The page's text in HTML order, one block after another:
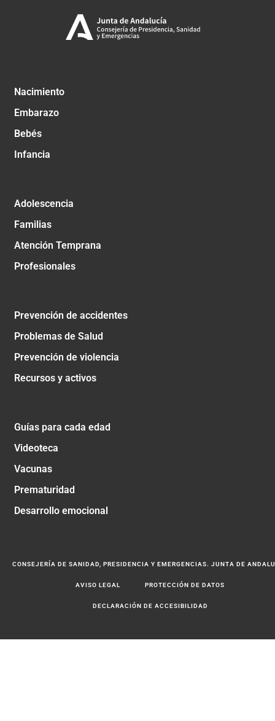
Nacimiento
Embarazo
Bebés
Infancia
Adolescencia
Familias
Atención Temprana
Profesionales
Prevención de accidentes
Problemas de Salud
Prevención de violencia
Recursos y activos
Guías para cada edad
Videoteca
Vacunas
Prematuridad
Desarrollo emocional
CONSEJERÍA DE SANIDAD, PRESIDENCIA Y EMERGENCIAS. JUNTA DE
AVISO LEGAL PROTECCIÓN DE DATOS
DECLARACIÓN DE ACCESIBILIDAD